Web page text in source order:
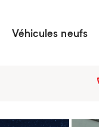
Véhicules neufs